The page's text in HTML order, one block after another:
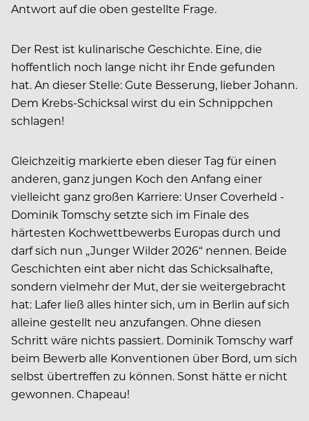
Antwort auf die oben gestellte Frage.
Der Rest ist kulinarische Geschichte. Eine, die
hoffentlich noch lange nicht ihr Ende gefunden
hat. An dieser Stelle: Gute Besserung, lieber Johann.
Dem Krebs-Schicksal wirst du ein Schnippchen
schlagen!
Gleichzeitig markierte eben dieser Tag für einen
anderen, ganz jungen Koch den Anfang einer
vielleicht ganz großen Karriere: Unser Coverheld ­
Dominik Tomschy setzte sich im Finale des
härtesten Kochwettbewerbs Europas durch und
darf sich nun ­„Junger Wilder 2026“ nennen. Beide
Geschichten eint aber nicht das Schicksalhafte,
sondern vielmehr der Mut, der sie weitergebracht
hat: Lafer ließ alles hinter sich, um in Berlin auf sich
alleine gestellt neu anzufangen. Ohne diesen
Schritt wäre nichts passiert. Dominik Tomschy warf
beim Bewerb alle Konventionen über Bord, um sich
selbst übertreffen zu können. Sonst hätte er nicht
gewonnen. Chapeau!